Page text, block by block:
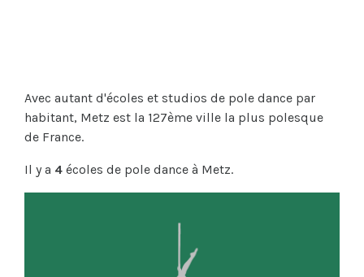
Avec autant d'écoles et studios de pole dance par
habitant, Metz est la 127ème ville la plus polesque
de France.
Il y a 4 écoles de pole dance à Metz.